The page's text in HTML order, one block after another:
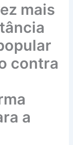
mais
contra
a